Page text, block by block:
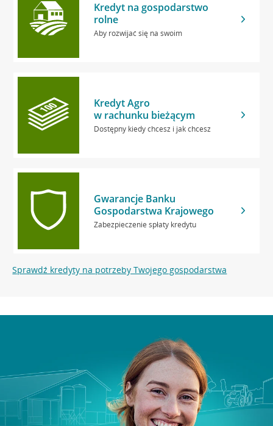
Kredyt na gospodarstwo
rolne
Aby rozwijać się na swoim
Kredyt Agro
w rachunku bieżącym
Dostępny kiedy chcesz i jak chcesz
Gwarancje Banku
Gospodarstwa Krajowego
Zabezpieczenie spłaty kredytu
Sprawdź kredyty na potrzeby Twojego gospodarstwa